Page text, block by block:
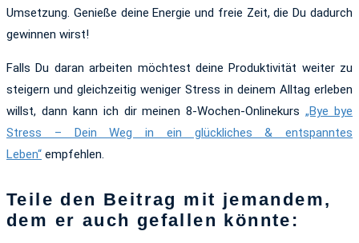
Umsetzung. Genieße deine Energie und freie Zeit, die Du dadurch
gewinnen wirst!
Falls Du daran arbeiten möchtest deine Produktivität weiter zu
steigern und gleichzeitig weniger Stress in deinem Alltag erleben
willst, dann kann ich dir meinen 8-Wochen-Onlinekurs„Bye bye
Stress – Dein Weg in ein glückliches & entspanntes
Leben“ empfehlen.
Teile den Beitrag mit jemandem,
dem er auch gefallen könnte: